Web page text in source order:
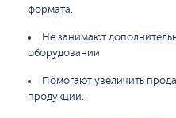
формата.
Не занимают
оборудовании.
Помогают увеличить
продукции.